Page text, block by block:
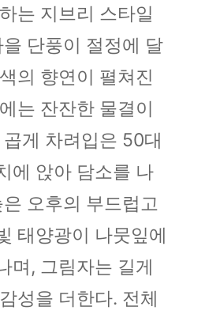
는 지브리 스타일
단풍이 절정에 달
의 향연이 펼쳐진
는 잔잔한 물결이
게 차려입은 50대
에 앉아 담소를 나
오후의 부드럽고
태양광이 나뭇잎에
며, 그림자는 길게
성을 더한다. 전체